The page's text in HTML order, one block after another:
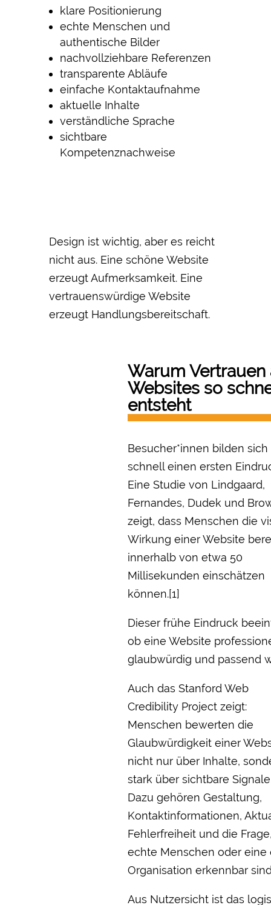
klare Positionierung
echte Menschen und
authentische Bilder
nachvollziehbare Referenzen
transparente Abläufe
einfache Kontaktaufnahme
aktuelle Inhalte
verständliche Sprache
sichtbare
Kompetenznachweise
Design ist wichtig, aber es reicht
nicht aus. Eine schöne Website
erzeugt Aufmerksamkeit. Eine
vertrauenswürdige Website
erzeugt Handlungsbereitschaft.
Warum Vertrauen
Websites so
entsteht
Besucher*innen bilden sich
schnell einen ersten
Eine Studie von Lindgaard,
Fernandes, Dudek und
zeigt, dass Menschen die
Wirkung einer Website
innerhalb von etwa 50
Millisekunden einschätzen
können.[1]
Dieser frühe Eindruck
ob eine Website
glaubwürdig und passend
Auch das Stanford Web
Credibility Project zeigt:
Menschen bewerten die
Glaubwürdigkeit einer
nicht nur über Inhalte,
stark über sichtbare
Dazu gehören Gestaltung,
Kontaktinformationen,
Fehlerfreiheit und die
echte Menschen oder eine
Organisation erkennbar
Aus Nutzersicht ist das